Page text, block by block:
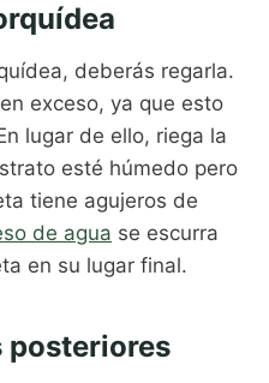
deberás regarla.
exceso, ya que esto
lugar de ello, riega la
esté húmedo pero
tiene agujeros de
de agua se escurra
en su lugar final.
posteriores